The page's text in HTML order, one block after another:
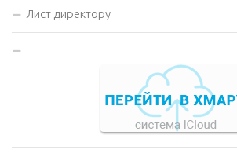
Лист директору